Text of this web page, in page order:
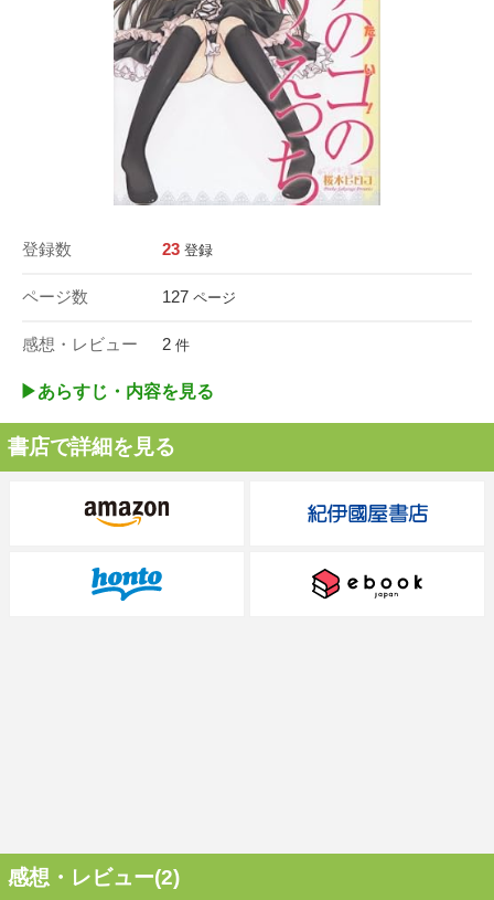
登録数 23 登録
ページ数 127 ページ
感想・レビュー 2 件
▶︎あらすじ・内容を見る
書店で詳細を見る
感想・レビュー(2)